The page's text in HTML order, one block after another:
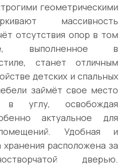
геометрическими
массивность
отсутствия опор в том
выполненное в
станет отличным
детских и спальных
займёт свое место
в углу, освобождая
актуальное для
Удобная и
хранения расположена за
дверью.